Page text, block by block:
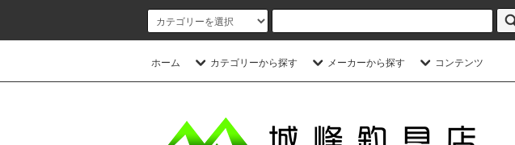
ホーム カテゴリーから探す メーカーから探す コンテンツ